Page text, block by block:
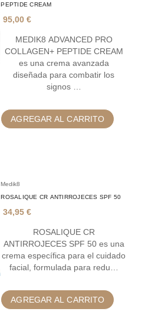
PEPTIDE CREAM
95,00 €
MEDIK8 ADVANCED PRO
COLLAGEN+ PEPTIDE CREAM
es una crema avanzada
diseñada para combatir los
signos …
AGREGAR AL CARRITO
Medik8
ROSALIQUE CR ANTIRROJECES SPF 50
34,95 €
ROSALIQUE CR
ANTIRROJECES SPF 50 es una
crema específica para el cuidado
facial, formulada para redu…
AGREGAR AL CARRITO